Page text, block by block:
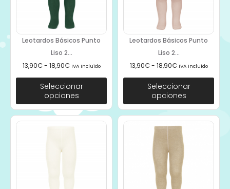
Leotardos Básicos Punto
Liso 2...
13,90€ - 18,90€ IVA Incluido
Seleccionar
opciones
Leotardos Básicos Punto
Liso 2...
13,90€ - 18,90€ IVA Incluido
Seleccionar
opciones